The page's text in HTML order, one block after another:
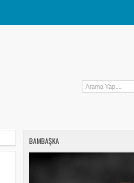
BAMBAŞKA